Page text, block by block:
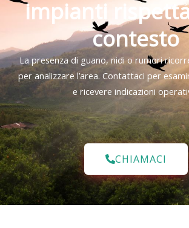
impianti
contesto
La presenza di guano, nidi o rumori
per analizzare l’area. Contattaci per
e ricevere indicazioni
CHIAMACI